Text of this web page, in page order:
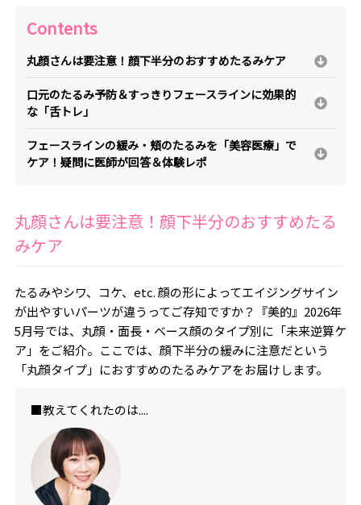
Contents
丸顔さんは要注意！顔下半分のおすすめたるみケア
口元のたるみ予防＆すっきりフェースラインに効果的
な「舌トレ」
フェースラインの緩み・頬のたるみを「美容医療」で
ケア！疑問に医師が回答＆体験レポ
丸顔さんは要注意！顔下半分のおすすめたる
みケア
たるみやシワ、コケ、etc. 顔の形によってエイジングサイン
が出やすいパーツが違うってご存知ですか？『美的』2026年
5月号では、丸顔・面長・ベース顔のタイプ別に「未来逆算ケ
ア」をご紹介。ここでは、顔下半分の緩みに注意だという
「丸顔タイプ」におすすめのたるみケアをお届けします。
■教えてくれたのは....